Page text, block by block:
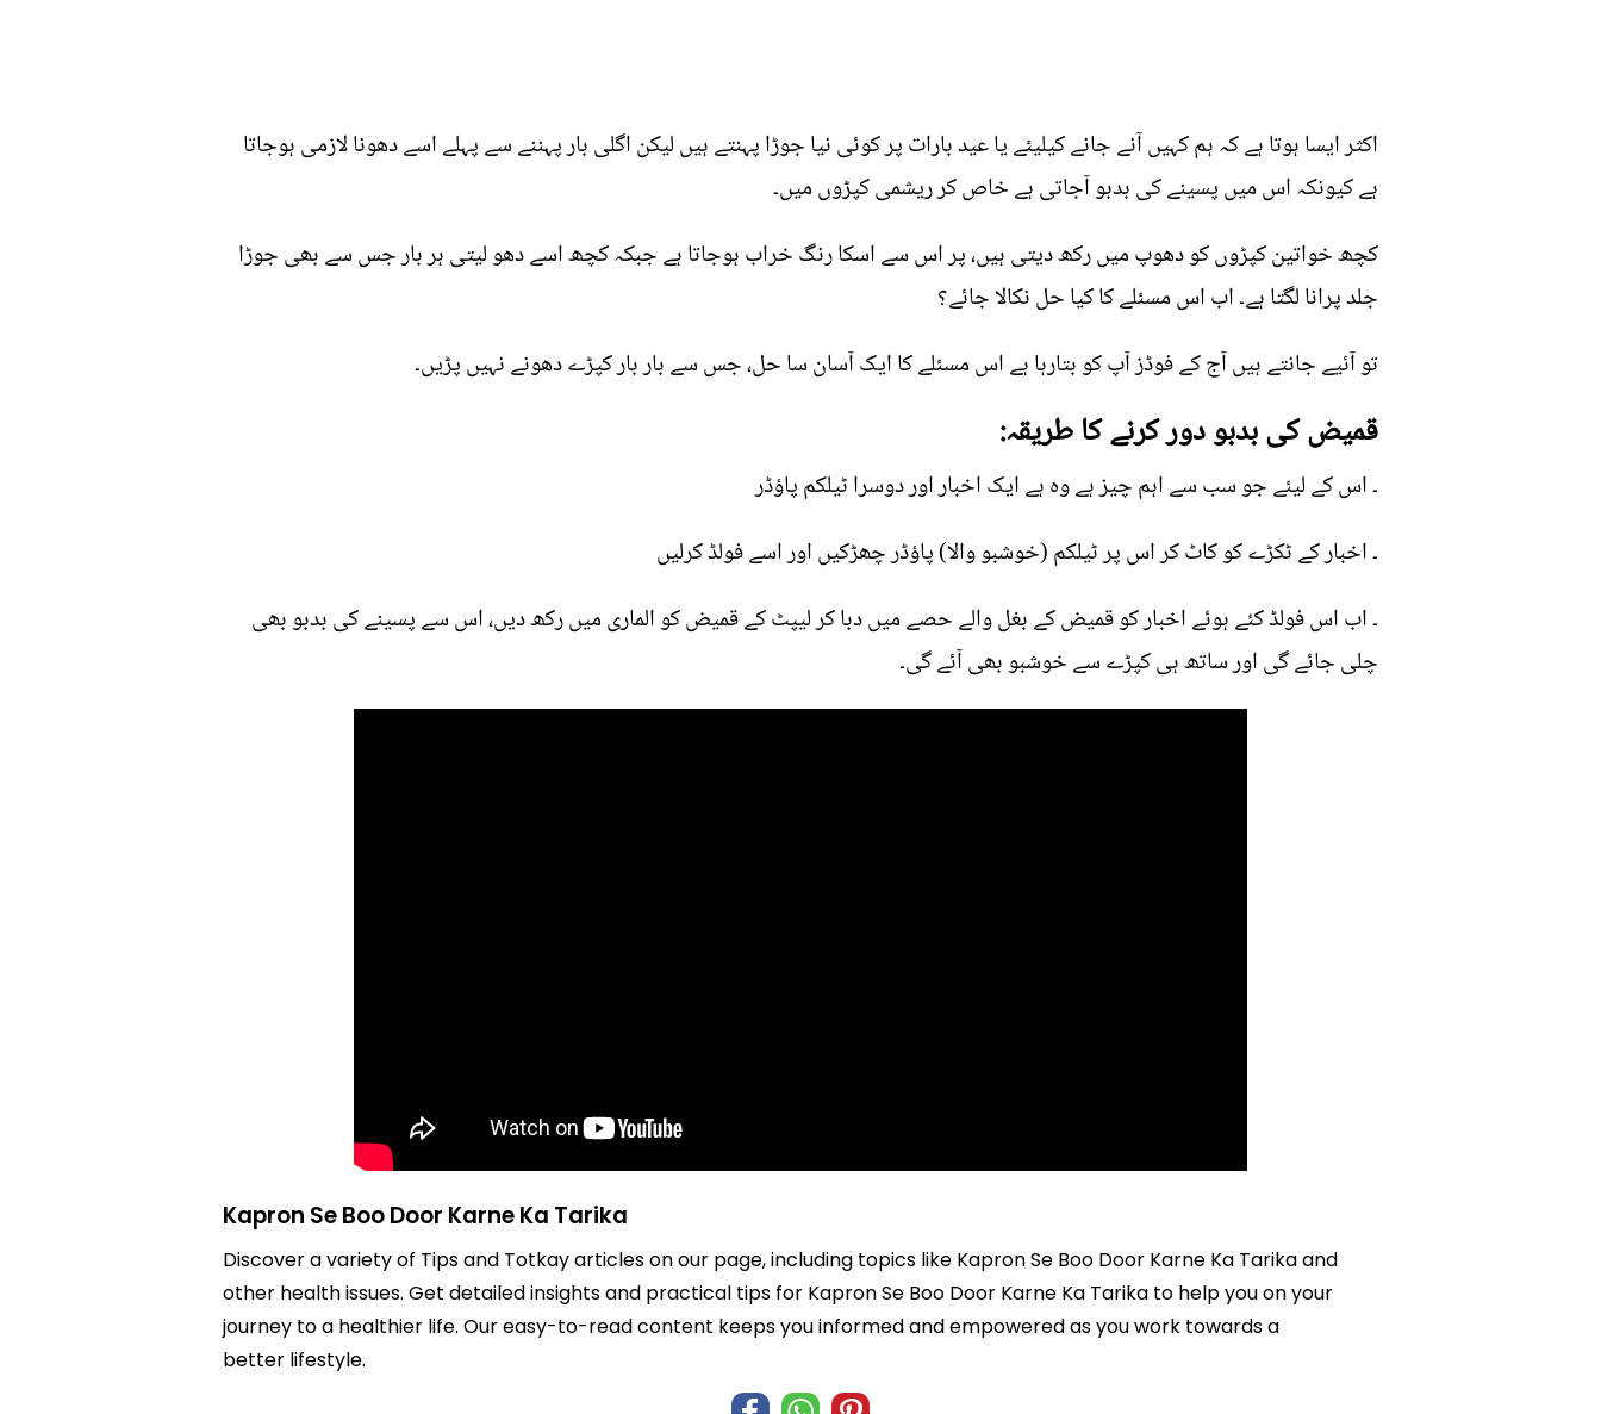
اکثر ایسا ہوتا ہے کہ ہم کہیں آنے جانے کیلیئے یا عید بارات پر کوئی نیا جوڑا پہنتے ہیں لیکن اگلی بار پہننے سے پہلے اسے دھونا لازمی ہوجاتا
ہے کیونکہ اس میں پسینے کی بدبو آجاتی ہے خاص کر ریشمی کپڑوں میں۔
کچھ خواتین کپڑوں کو دھوپ میں رکھ دیتی ہیں، پر اس سے اسکا رنگ خراب ہوجاتا ہے جبکہ کچھ اسے دھو لیتی ہر بار جس سے بھی جوڑا
جلد پرانا لگتا ہے۔ اب اس مسئلے کا کیا حل نکالا جائے؟
تو آئیے جانتے ہیں آج کے فوڈز آپ کو بتارہا ہے اس مسئلے کا ایک آسان سا حل، جس سے بار بار کپڑے دھونے نہیں پڑیں۔
قمیض کی بدبو دور کرنے کا طریقہ:
۔ اس کے لیئے جو سب سے اہم چیز ہے وہ ہے ایک اخبار اور دوسرا ٹیلکم پاؤڈر
۔ اخبار کے ٹکڑے کو کاٹ کر اس پر ٹیلکم (خوشبو والا) پاؤڈر چھڑکیں اور اسے فولڈ کرلیں
۔ اب اس فولڈ کئے ہوئے اخبار کو قمیض کے بغل والے حصے میں دبا کر لیپٹ کے قمیض کو الماری میں رکھ دیں، اس سے پسینے کی بدبو بھی
چلی جائے گی اور ساتھ ہی کپڑے سے خوشبو بھی آئے گی۔
Kapron Se Boo Door Karne Ka Tarika
Discover a variety of Tips and Totkay articles on our page, including topics like Kapron Se Boo Door Karne Ka Tarika and
other health issues. Get detailed insights and practical tips for Kapron Se Boo Door Karne Ka Tarika to help you on your
journey to a healthier life. Our easy-to-read content keeps you informed and empowered as you work towards a
better lifestyle.